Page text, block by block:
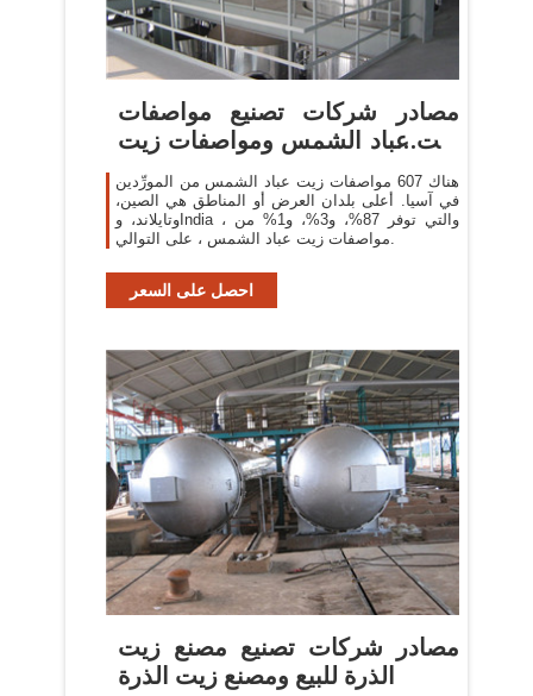
مصادر شركات تصنيع مواصفات
زيت عباد الشمس ومواصفات زيت
عباد
هناك 607 مواصفات زيت عباد الشمس من المورِّدين
في آسيا. أعلى بلدان العرض أو المناطق هي الصين،
وتايلاند، وIndia ، والتي توفر 87%، و3%، و1% من
مواصفات زيت عباد الشمس ، على التوالي.
احصل على السعر
مصادر شركات تصنيع مصنع زيت
الذرة للبيع ومصنع زيت الذرة